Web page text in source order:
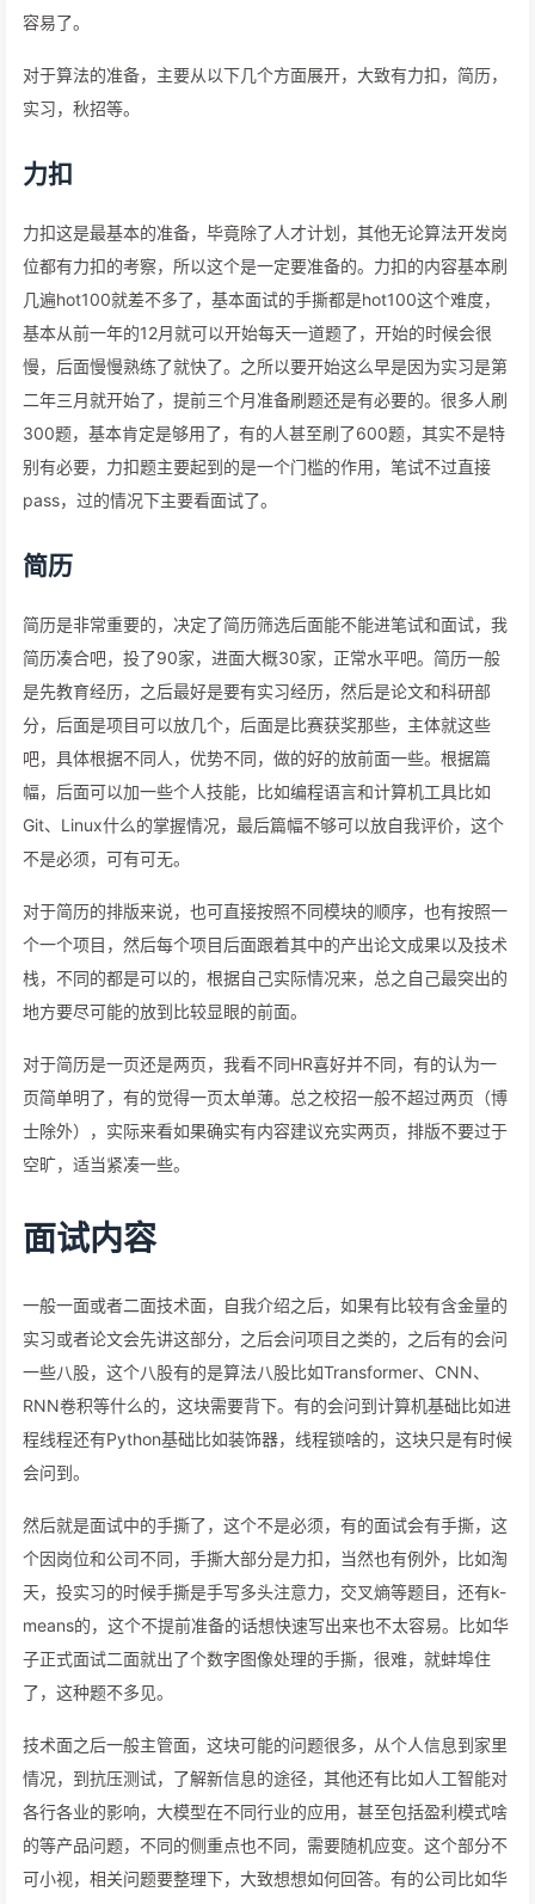
容易了。
对于算法的准备，主要从以下几个方面展开，大致有力扣，简历，
实习，秋招等。
力扣
力扣这是最基本的准备，毕竟除了人才计划，其他无论算法开发岗
位都有力扣的考察，所以这个是一定要准备的。力扣的内容基本刷
几遍hot100就差不多了，基本面试的手撕都是hot100这个难度，
基本从前一年的12月就可以开始每天一道题了，开始的时候会很
慢，后面慢慢熟练了就快了。之所以要开始这么早是因为实习是第
二年三月就开始了，提前三个月准备刷题还是有必要的。很多人刷
300题，基本肯定是够用了，有的人甚至刷了600题，其实不是特
别有必要，力扣题主要起到的是一个门槛的作用，笔试不过直接
pass，过的情况下主要看面试了。
简历
简历是非常重要的，决定了简历筛选后面能不能进笔试和面试，我
简历凑合吧，投了90家，进面大概30家，正常水平吧。简历一般
是先教育经历，之后最好是要有实习经历，然后是论文和科研部
分，后面是项目可以放几个，后面是比赛获奖那些，主体就这些
吧，具体根据不同人，优势不同，做的好的放前面一些。根据篇
幅，后面可以加一些个人技能，比如编程语言和计算机工具比如
Git、Linux什么的掌握情况，最后篇幅不够可以放自我评价，这个
不是必须，可有可无。
对于简历的排版来说，也可直接按照不同模块的顺序，也有按照一
个一个项目，然后每个项目后面跟着其中的产出论文成果以及技术
栈，不同的都是可以的，根据自己实际情况来，总之自己最突出的
地方要尽可能的放到比较显眼的前面。
对于简历是一页还是两页，我看不同HR喜好并不同，有的认为一
页简单明了，有的觉得一页太单薄。总之校招一般不超过两页（博
士除外），实际来看如果确实有内容建议充实两页，排版不要过于
空旷，适当紧凑一些。
面试内容
一般一面或者二面技术面，自我介绍之后，如果有比较有含金量的
实习或者论文会先讲这部分，之后会问项目之类的，之后有的会问
一些八股，这个八股有的是算法八股比如Transformer、CNN、
RNN卷积等什么的，这块需要背下。有的会问到计算机基础比如进
程线程还有Python基础比如装饰器，线程锁啥的，这块只是有时候
会问到。
然后就是面试中的手撕了，这个不是必须，有的面试会有手撕，这
个因岗位和公司不同，手撕大部分是力扣，当然也有例外，比如淘
天，投实习的时候手撕是手写多头注意力，交叉熵等题目，还有k-
means的，这个不提前准备的话想快速写出来也不太容易。比如华
子正式面试二面就出了个数字图像处理的手撕，很难，就蚌埠住
了，这种题不多见。
技术面之后一般主管面，这块可能的问题很多，从个人信息到家里
情况，到抗压测试，了解新信息的途径，其他还有比如人工智能对
各行各业的影响，大模型在不同行业的应用，甚至包括盈利模式啥
的等产品问题，不同的侧重点也不同，需要随机应变。这个部分不
可小视，相关问题要整理下，大致想想如何回答。有的公司比如华